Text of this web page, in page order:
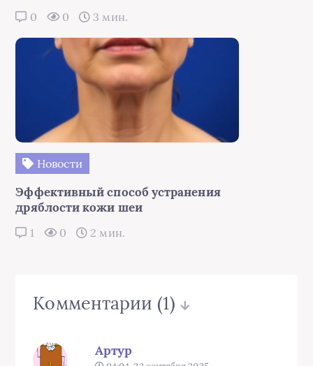
0 0 3 мин.
Новости
Эффективный способ устранения
дряблости кожи шеи
1 0 2 мин.
Комментарии (1)
Артур